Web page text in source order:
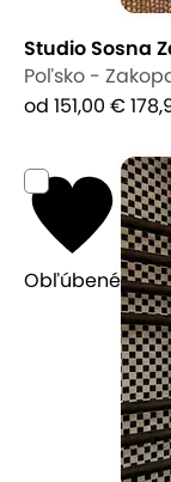
Studio Sosna
Poľsko -
od 151,00 €
Obľúbené